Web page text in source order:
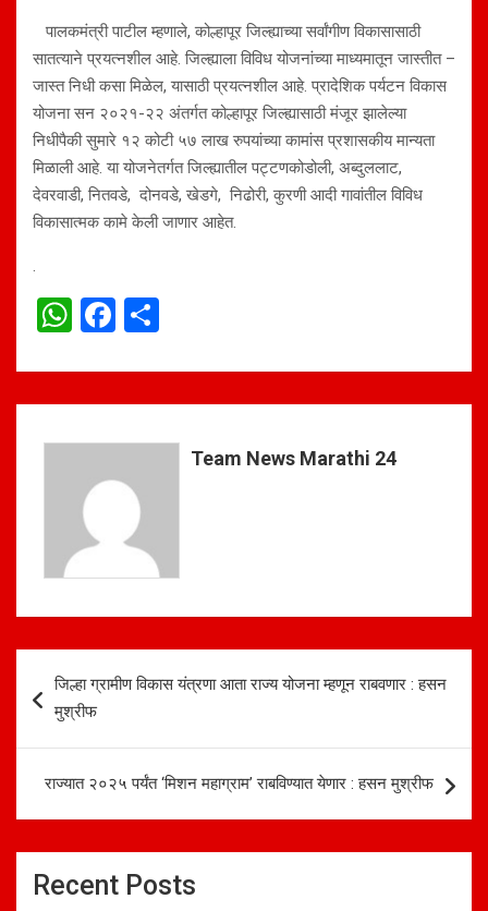
पालकमंत्री पाटील म्हणाले, कोल्हापूर जिल्ह्याच्या सर्वांगीण विकासासाठी
सातत्याने प्रयत्नशील आहे. जिल्ह्याला विविध योजनांच्या माध्यमातून जास्तीत –
जास्त निधी कसा मिळेल, यासाठी प्रयत्नशील आहे. प्रादेशिक पर्यटन विकास
योजना सन २०२१-२२ अंतर्गत कोल्हापूर जिल्ह्यासाठी मंजूर झालेल्या
निधीपैकी सुमारे १२ कोटी ५७ लाख रुपयांच्या कामांस प्रशासकीय मान्यता
मिळाली आहे. या योजनेतर्गत जिल्ह्यातील पट्टणकोडोली, अब्दुललाट,
देवरवाडी, नितवडे, दोनवडे, खेडगे, निढोरी, कुरणी आदी गावांतील विविध
विकासात्मक कामे केली जाणार आहेत.
.
W
at
A
p
p
F
ce
o
o
k
ar
Team News Marathi 24
navigation
जिल्हा ग्रामीण विकास यंत्रणा आता राज्य योजना म्हणून राबवणार : हसन
मुश्रीफ
राज्यात २०२५ पर्यंत ‘मिशन महाग्राम’ राबविण्यात येणार : हसन मुश्रीफ
Recent Posts